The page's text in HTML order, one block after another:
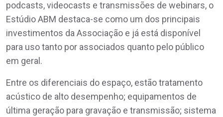
podcasts, videocasts e transmissões de webinars, o
Estúdio ABM destaca-se como um dos principais
investimentos da Associação e já está disponível
para uso tanto por associados quanto pelo público
em geral.
Entre os diferenciais do espaço, estão tratamento
acústico de alto desempenho; equipamentos de
última geração para gravação e transmissão; sistema